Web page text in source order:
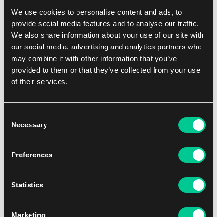
We use cookies to personalise content and ads, to
provide social media features and to analyse our traffic.
We also share information about your use of our site with
our social media, advertising and analytics partners who
may combine it with other information that you’ve
provided to them or that they’ve collected from your use
of their services.
Selection
Necessary
Preferences
Statistics
Marketing
Dostępne: > 4 szt.
Gamegenic Marvel Super Heroes: "Galactus Token" koszulki